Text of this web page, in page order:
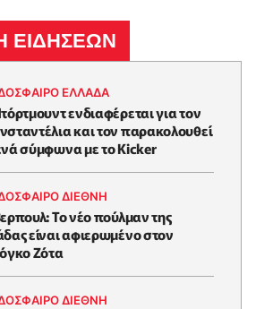
ΕΙΔΗΣΕΩΝ
ΕΛΛΑΔΑ
ενδιαφέρεται για τον
και τον παρακολουθεί
σύμφωνα με το Kicker
ΔΙΕΘΝΗ
Το νέο πούλμαν της
είναι αφιερωμένο στον
Ζότα
ΔΙΕΘΝΗ